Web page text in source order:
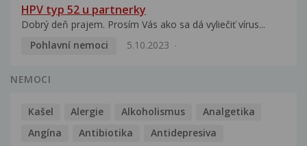
HPV typ 52 u partnerky
Dobrý deň prajem. Prosím Vás ako sa dá vyliečiť vírus...
Pohlavní nemoci
5.10.2023
NEMOCI
Kašel Alergie Alkoholismus
Analgetika
Angína
Antibiotika
Antidepresiva